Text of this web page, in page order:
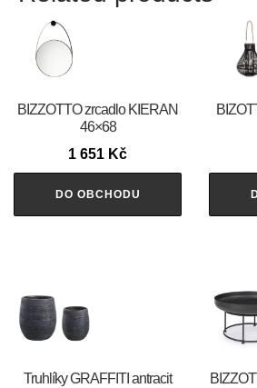
BIZZOTTO zrcadlo KIERAN
46×68
1 651 Kč
DO OBCHODU
Truhlíky GRAFFITI antracit